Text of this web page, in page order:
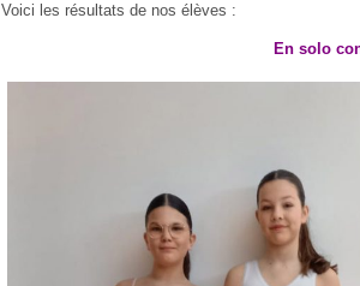
Voici les résultats de nos élèves :
En solo